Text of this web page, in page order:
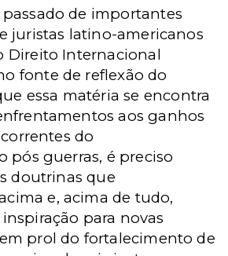
de importantes
juristas latino-americanos
Direito Internacional
fonte de reflexão do
essa matéria se encontra
aos ganhos
do
pós guerras, é preciso
doutrinas que
e, acima de tudo,
para novas
prol do fortalecimento de